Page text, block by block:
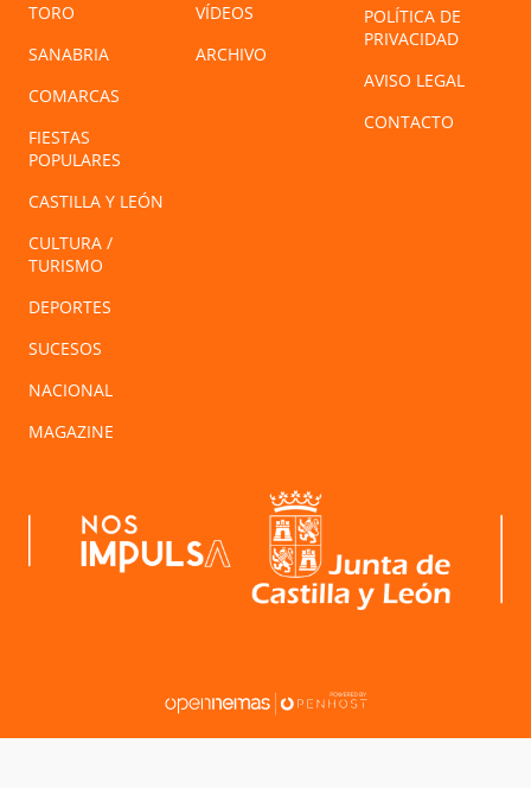
TORO
SANABRIA
COMARCAS
FIESTAS
POPULARES
CASTILLA Y LEÓN
CULTURA /
TURISMO
DEPORTES
SUCESOS
NACIONAL
MAGAZINE
VÍDEOS
ARCHIVO
POLÍTICA DE
PRIVACIDAD
AVISO LEGAL
CONTACTO